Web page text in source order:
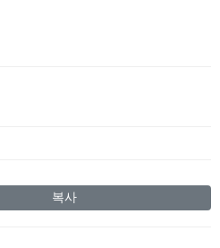
복사